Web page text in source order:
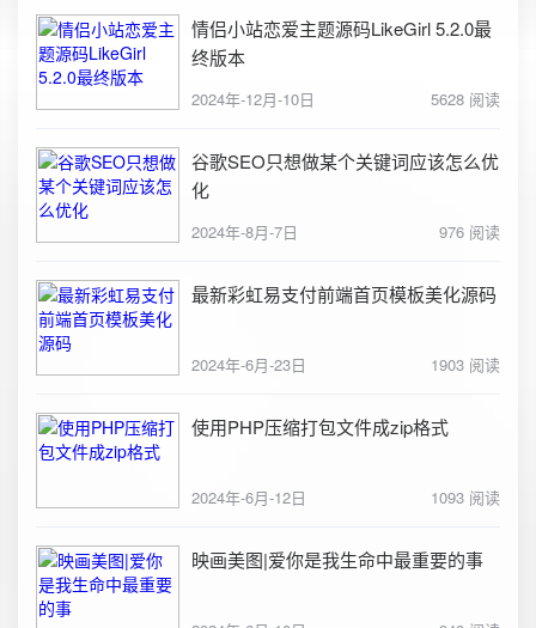
情侣小站恋爱主题源码LikeGirl 5.2.0最
终版本
2024年-12月-10日 5628 阅读
谷歌SEO只想做某个关键词应该怎么优
化
2024年-8月-7日 976 阅读
最新彩虹易支付前端首页模板美化源码
2024年-6月-23日 1903 阅读
使用PHP压缩打包文件成zip格式
2024年-6月-12日 1093 阅读
映画美图|爱你是我生命中最重要的事